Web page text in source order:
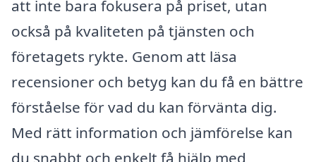
att inte bara fokusera på priset, utan
också på kvaliteten på tjänsten och
företagets rykte. Genom att läsa
recensioner och betyg kan du få en bättre
förståelse för vad du kan förvänta dig.
Med rätt information och jämförelse kan
du snabbt och enkelt få hjälp med